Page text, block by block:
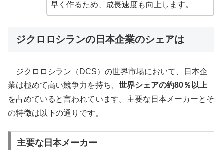
早く作るため、成長速度も向上します。
ジクロロシランの日本企業のシェアは
ジクロロシラン（DCS）の世界市場において、日本企
業は極めて高い競争力を持ち、 世界シェアの約80％以上
を占めていると言われています。主要な日本メーカーとそ
の特徴は以下の通りです。
主要な日本メーカー